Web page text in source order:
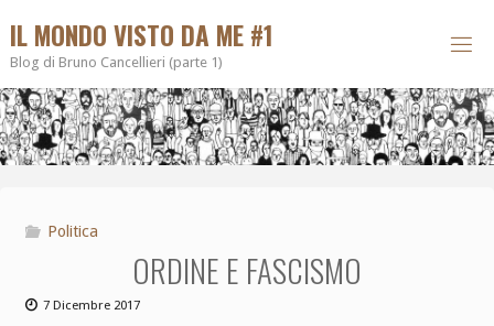
IL MONDO VISTO DA ME #1
Blog di Bruno Cancellieri (parte 1)
Politica
ORDINE E FASCISMO
7 Dicembre 2017